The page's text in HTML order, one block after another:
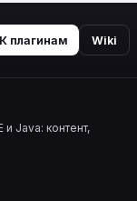
К плагинам Wiki
Java: контент,